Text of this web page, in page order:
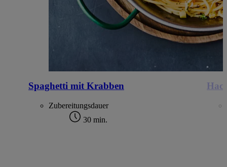
Spaghetti mit Krabben
Zubereitungsdauer
30 min.